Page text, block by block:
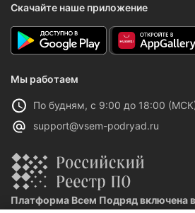
Скачайте наше приложение
Мы работаем
По будням, с 9:00 до 18:00
support@vsem-podryad.ru
Платформа Всем Подряд включена